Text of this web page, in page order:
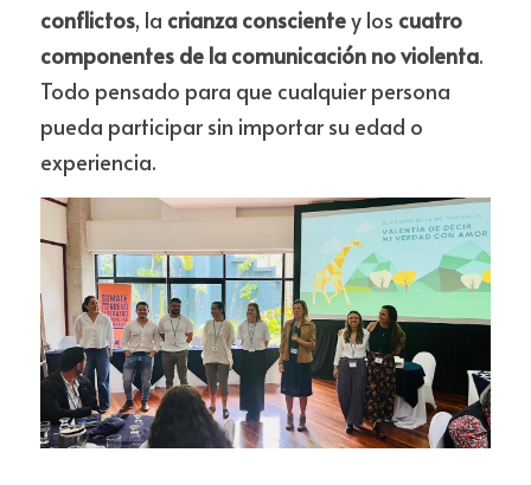
conflictos, la crianza consciente y los cuatro
componentes de la comunicación no violenta.
Todo pensado para que cualquier persona
pueda participar sin importar su edad o
experiencia.